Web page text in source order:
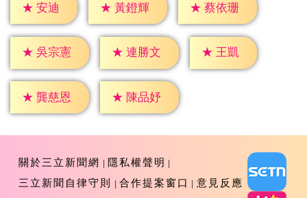
★ 安迪 ★ 黃鐙輝 ★ 蔡依珊
★ 吳宗憲 ★ 連勝文 ★ 王凱
★ 龔慈恩 ★ 陳品妤
關於三立新聞網
隱私權聲明
三立新聞自律守則
合作提案窗口 意見反應